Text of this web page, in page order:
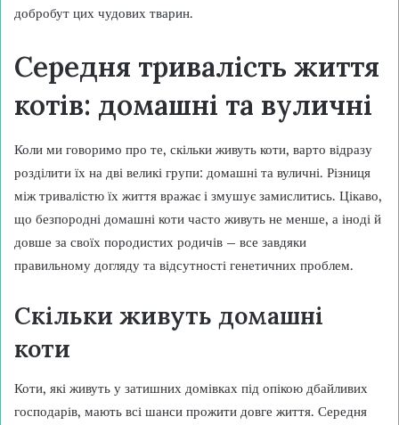
добробут цих чудових тварин.
Середня тривалість життя
котів: домашні та вуличні
Коли ми говоримо про те, скільки живуть коти, варто відразу
розділити їх на дві великі групи: домашні та вуличні. Різниця
між тривалістю їх життя вражає і змушує замислитись. Цікаво,
що безпородні домашні коти часто живуть не менше, а іноді й
довше за своїх породистих родичів – все завдяки
правильному догляду та відсутності генетичних проблем.
Скільки живуть домашні
коти
Коти, які живуть у затишних домівках під опікою дбайливих
господарів, мають всі шанси прожити довге життя. Середня